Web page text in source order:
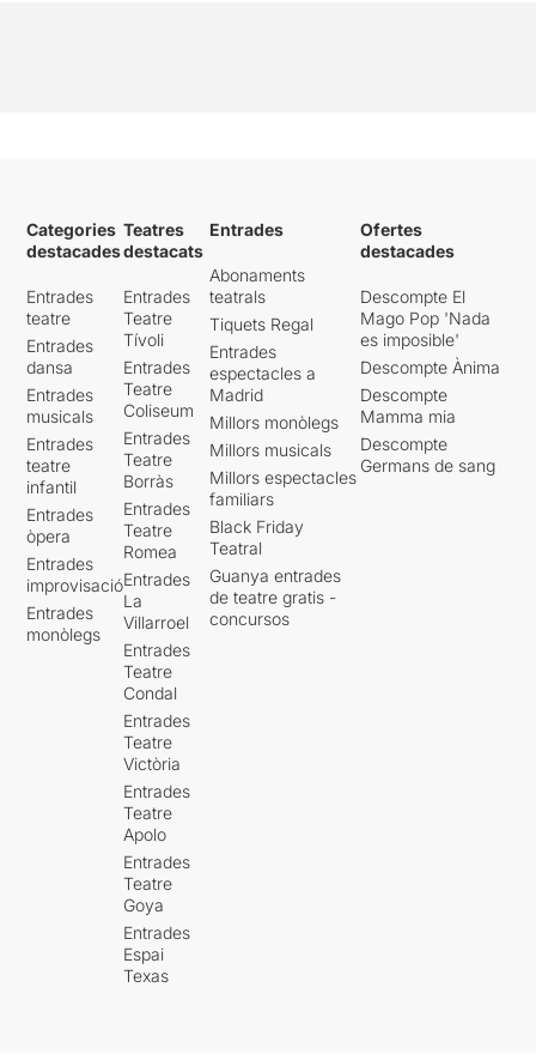
Categories
destacades
Entrades
teatre
Entrades
dansa
Entrades
musicals
Entrades
teatre
infantil
Entrades
òpera
Entrades
improvisació
Entrades
monòlegs
Teatres
destacats
Entrades
Teatre
Tívoli
Entrades
Teatre
Coliseum
Entrades
Teatre
Borràs
Entrades
Teatre
Romea
Entrades
La
Villarroel
Entrades
Teatre
Condal
Entrades
Teatre
Victòria
Entrades
Teatre
Apolo
Entrades
Teatre
Goya
Entrades
Espai
Texas
Entrades
Abonaments
teatrals
Tiquets Regal
Entrades
espectacles a
Madrid
Millors monòlegs
Millors musicals
Millors espectacles
familiars
Black Friday
Teatral
Guanya entrades
de teatre gratis -
concursos
Ofertes
destacades
Descompte El
Mago Pop 'Nada
es imposible'
Descompte Ànima
Descompte
Mamma mia
Descompte
Germans de sang